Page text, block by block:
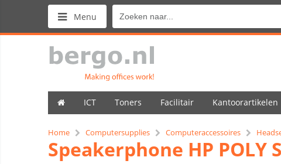
Menu
ICT Toners Facilitair Kantoorartikelen
Home Computersupplies Computeraccessoires
Speakerphone HP POLY